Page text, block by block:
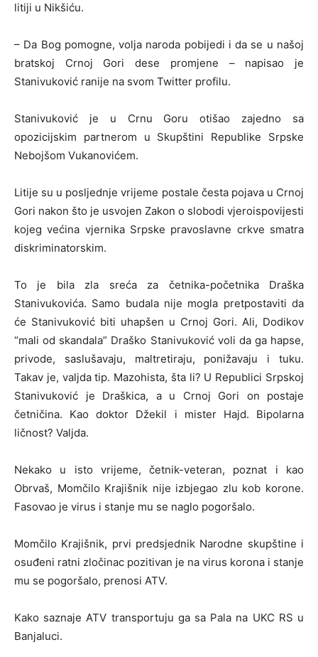
litiji u Nikšiću.
– Da Bog pomogne, volja naroda pobijedi i da se u našoj
bratskoj Crnoj Gori dese promjene – napisao je
Stanivuković ranije na svom Twitter profilu.
Stanivuković je u Crnu Goru otišao zajedno sa
opozicijskim partnerom u Skupštini Republike Srpske
Nebojšom Vukanovićem.
Litije su u posljednje vrijeme postale česta pojava u Crnoj
Gori nakon što je usvojen Zakon o slobodi vjeroispovijesti
kojeg većina vjernika Srpske pravoslavne crkve smatra
diskriminatorskim.
To je bila zla sreća za četnika-početnika Draška
Stanivukovića. Samo budala nije mogla pretpostaviti da
će Stanivuković biti uhapšen u Crnoj Gori. Ali, Dodikov
“mali od skandala” Draško Stanivuković voli da ga hapse,
privode, saslušavaju, maltretiraju, ponižavaju i tuku.
Takav je, valjda tip. Mazohista, šta li? U Republici Srpskoj
Stanivuković je Draškica, a u Crnoj Gori on postaje
četničina. Kao doktor Džekil i mister Hajd. Bipolarna
ličnost? Valjda.
Nekako u isto vrijeme, četnik-veteran, poznat i kao
Obrvaš, Momčilo Krajišnik nije izbjegao zlu kob korone.
Fasovao je virus i stanje mu se naglo pogoršalo.
Momčilo Krajišnik, prvi predsjednik Narodne skupštine i
osuđeni ratni zločinac pozitivan je na virus korona i stanje
mu se pogoršalo, prenosi ATV.
Kako saznaje ATV transportuju ga sa Pala na UKC RS u
Banjaluci.